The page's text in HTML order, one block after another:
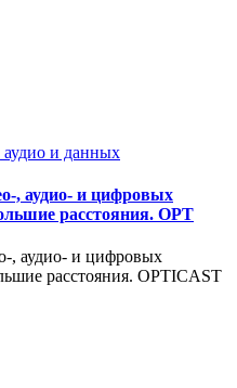
аудио и данных
, аудио- и цифровых
расстояния. OPT
, аудио- и цифровых
расстояния. OPTICAST